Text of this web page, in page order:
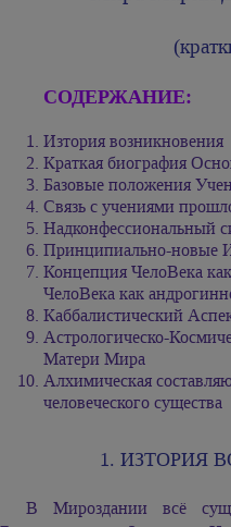
CОДЕРЖАНИЕ:
Изтория возникновения
Краткая биография
Базовые положения
Связь с учениями
Надконфессиональный
Принципиально-новые
Концепция ЧелоВека
ЧелоВека как
Каббалистический
Астрологическо-
Матери Мира
Алхимическая
человеческого существа
1. ИЗТОРИЯ
В Мироздании всё